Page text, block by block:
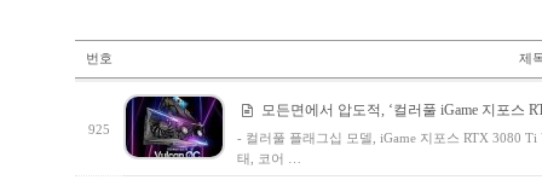
번호 제
925
모든면에서 압도적, ‘컬러풀 iGame 지포스
- 컬러풀 플래그십 모델, iGame 지포스 RTX 3080
태, 코어 …